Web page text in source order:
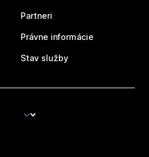
Partneri
Právne informácie
Stav služby